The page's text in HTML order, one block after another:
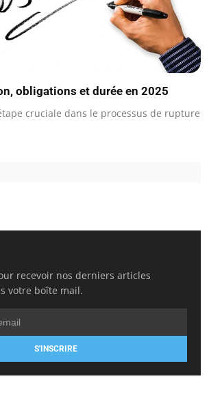
obligations et durée en 2025
cruciale dans le processus de rupture
recevoir nos derniers articles
votre boîte mail.
S'INSCRIRE